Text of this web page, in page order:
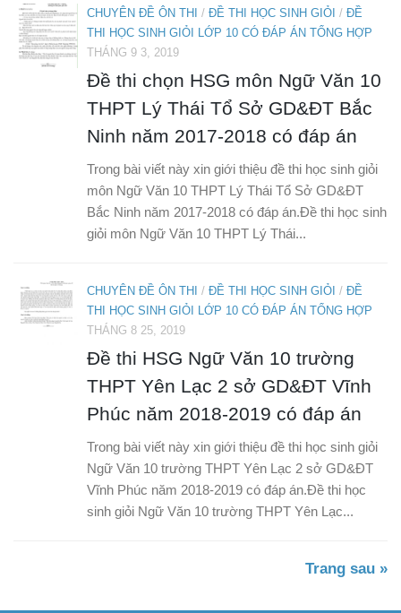
CHUYÊN ĐỀ ÔN THI / ĐỀ THI HỌC SINH GIỎI / ĐỀ
THI HỌC SINH GIỎI LỚP 10 CÓ ĐÁP ÁN TỔNG HỢP
THÁNG 9 3, 2019
Đề thi chọn HSG môn Ngữ Văn 10
THPT Lý Thái Tổ Sở GD&ĐT Bắc
Ninh năm 2017-2018 có đáp án
Trong bài viết này xin giới thiệu đề thi học sinh giỏi
môn Ngữ Văn 10 THPT Lý Thái Tổ Sở GD&ĐT
Bắc Ninh năm 2017-2018 có đáp án.Đề thi học sinh
giỏi môn Ngữ Văn 10 THPT Lý Thái...
CHUYÊN ĐỀ ÔN THI / ĐỀ THI HỌC SINH GIỎI / ĐỀ
THI HỌC SINH GIỎI LỚP 10 CÓ ĐÁP ÁN TỔNG HỢP
THÁNG 8 25, 2019
Đề thi HSG Ngữ Văn 10 trường
THPT Yên Lạc 2 sở GD&ĐT Vĩnh
Phúc năm 2018-2019 có đáp án
Trong bài viết này xin giới thiệu đề thi học sinh giỏi
Ngữ Văn 10 trường THPT Yên Lạc 2 sở GD&ĐT
Vĩnh Phúc năm 2018-2019 có đáp án.Đề thi học
sinh giỏi Ngữ Văn 10 trường THPT Yên Lạc...
Trang sau »